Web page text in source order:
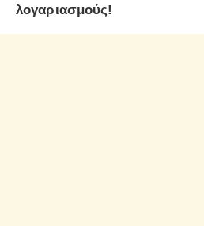
λογαριασμούς!